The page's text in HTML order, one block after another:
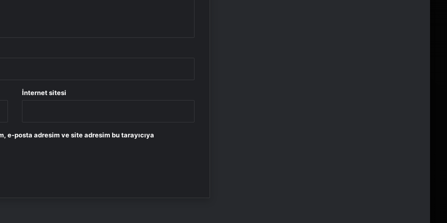
İnternet sitesi
e-posta adresim ve site adresim bu tarayıcıya